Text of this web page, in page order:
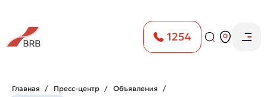
1254
Главная Пресс-центр
Объявления